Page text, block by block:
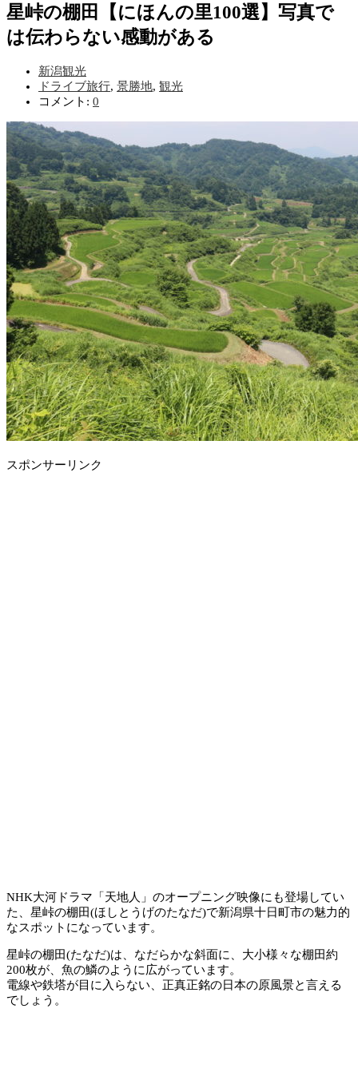
星峠の棚田【にほんの里100選】写真で
は伝わらない感動がある
新潟観光
ドライブ旅行, 景勝地, 観光
コメント: 0
スポンサーリンク
NHK大河ドラマ「天地人」のオープニング映像にも登場してい
た、星峠の棚田(ほしとうげのたなだ)で新潟県十日町市の魅力的
なスポットになっています。
星峠の棚田(たなだ)は、なだらかな斜面に、大小様々な棚田約
200枚が、魚の鱗のように広がっています。
電線や鉄塔が目に入らない、正真正銘の日本の原風景と言える
でしょう。